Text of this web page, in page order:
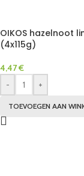
OIKOS hazelnoot
(4x115g)
4,47€
-
+
TOEVOEGEN AAN